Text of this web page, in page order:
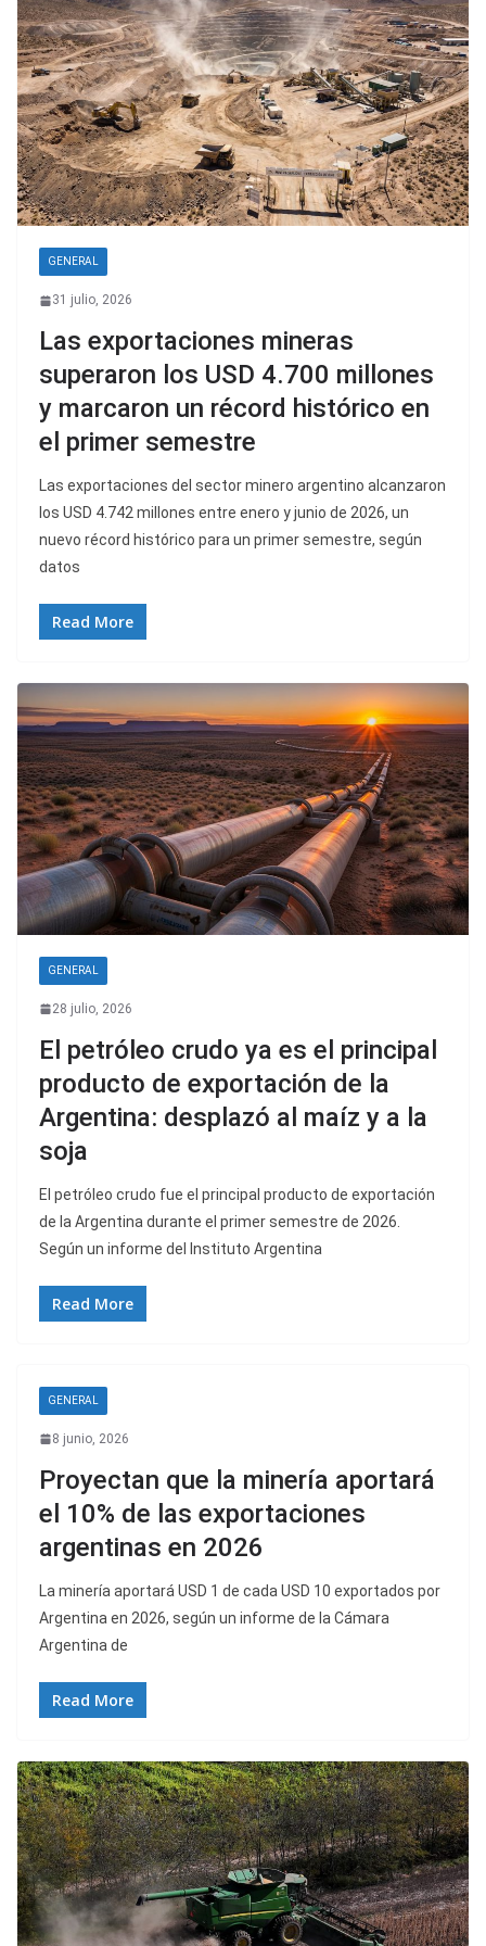
GENERAL
31 julio, 2026
Las exportaciones mineras
superaron los USD 4.700 millones
y marcaron un récord histórico en
el primer semestre
Las exportaciones del sector minero argentino alcanzaron
los USD 4.742 millones entre enero y junio de 2026, un
nuevo récord histórico para un primer semestre, según
datos
Read More
GENERAL
28 julio, 2026
El petróleo crudo ya es el principal
producto de exportación de la
Argentina: desplazó al maíz y a la
soja
El petróleo crudo fue el principal producto de exportación
de la Argentina durante el primer semestre de 2026.
Según un informe del Instituto Argentina
Read More
GENERAL
8 junio, 2026
Proyectan que la minería aportará
el 10% de las exportaciones
argentinas en 2026
La minería aportará USD 1 de cada USD 10 exportados por
Argentina en 2026, según un informe de la Cámara
Argentina de
Read More